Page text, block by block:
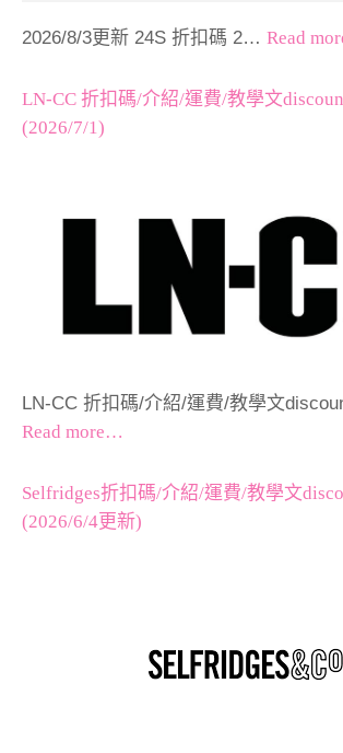
2026/8/3更新 24S 折扣碼 2… Read
LN-CC 折扣碼/介紹/運費/教學文
(2026/7/1)
LN-CC 折扣碼/介紹/運費/教學文
Read more…
Selfridges折扣碼/介紹/運費/教學文
(2026/6/4更新)